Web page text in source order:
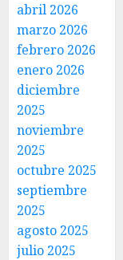
abril 2026
marzo 2026
febrero 2026
enero 2026
diciembre
2025
noviembre
2025
octubre 2025
septiembre
2025
agosto 2025
julio 2025